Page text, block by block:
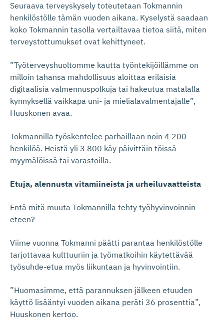
Seuraava terveyskysely toteutetaan Tokmannin
henkilöstölle tämän vuoden aikana. Kyselystä saadaan
koko Tokmannin tasolla vertailtavaa tietoa siitä, miten
terveystottumukset ovat kehittyneet.
”Työterveyshuoltomme kautta työntekijöillämme on
milloin tahansa mahdollisuus aloittaa erilaisia
digitaalisia valmennuspolkuja tai hakeutua matalalla
kynnyksellä vaikkapa uni- ja mielialavalmentajalle”,
Huuskonen avaa.
Tokmannilla työskentelee parhaillaan noin 4 200
henkilöä. Heistä yli 3 800 käy päivittäin töissä
myymälöissä tai varastoilla.
Etuja, alennusta vitamiineista ja urheiluvaatteista
Entä mitä muuta Tokmannilla tehty työhyvinvoinnin
eteen?
Viime vuonna Tokmanni päätti parantaa henkilöstölle
tarjottavaa kulttuuriin ja työmatkoihin käytettävää
työsuhde-etua myös liikuntaan ja hyvinvointiin.
”Huomasimme, että parannuksen jälkeen etuuden
käyttö lisääntyi vuoden aikana peräti 36 prosenttia”,
Huuskonen kertoo.